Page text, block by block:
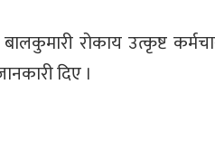
रोकाय उत्कृष्ट
दिए ।